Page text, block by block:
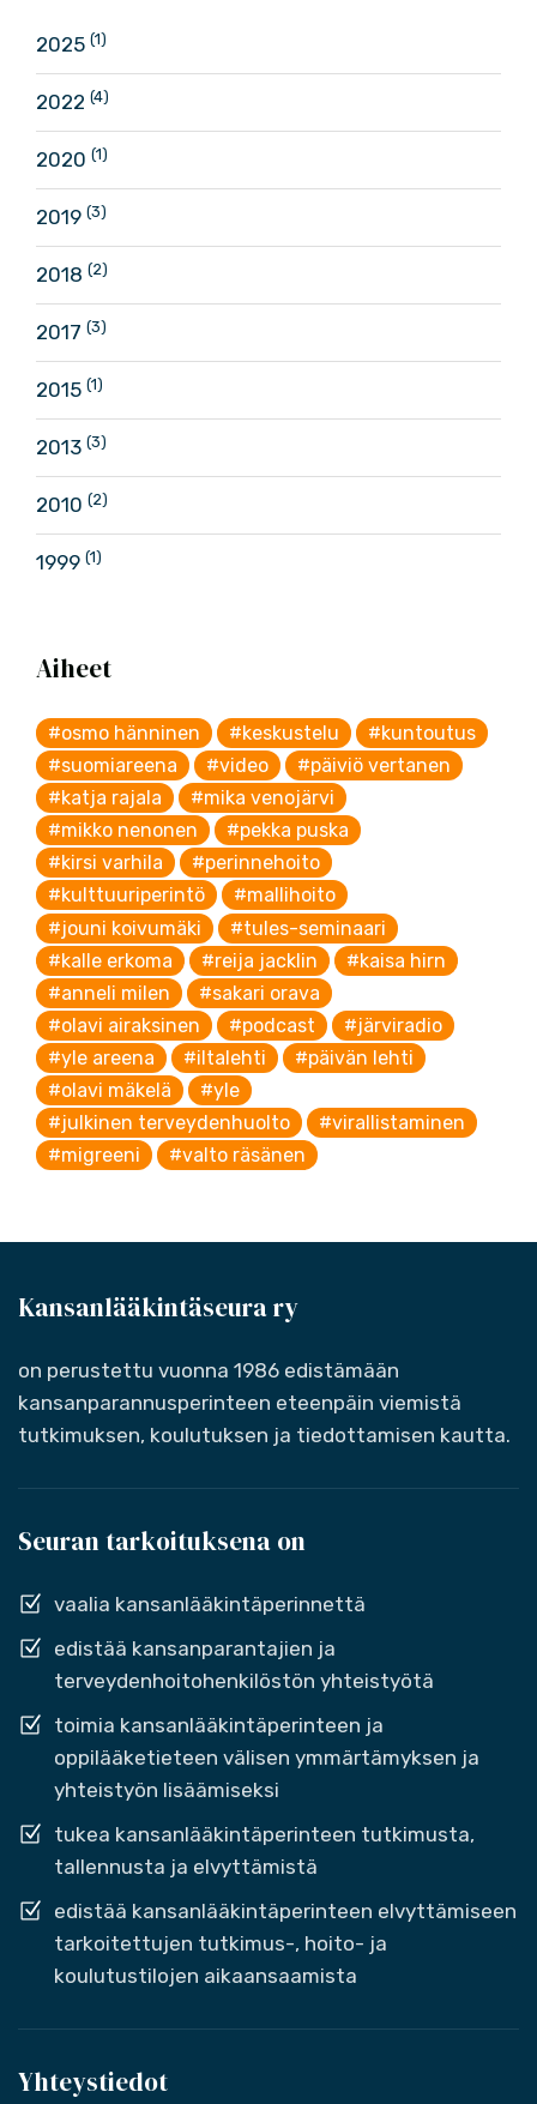
2025 (1)
2022 (4)
2020 (1)
2019 (3)
2018 (2)
2017 (3)
2015 (1)
2013 (3)
2010 (2)
1999 (1)
Aiheet
#osmo hänninen #keskustelu
#kuntoutus
#suomiareena
#video
#päiviö vertanen
#katja rajala
#mika venojärvi
#mikko nenonen
#pekka puska
#kirsi varhila
#perinnehoito
#kulttuuriperintö
#mallihoito
#jouni koivumäki
#tules-seminaari
#kalle erkoma
#reija jacklin
#kaisa hirn
#anneli milen
#sakari orava
#olavi airaksinen
#podcast
#järviradio
#yle areena
#iltalehti
#päivän lehti
#olavi mäkelä
#yle
#julkinen terveydenhuolto
#virallistaminen
#migreeni
#valto räsänen
Kansanlääkintäseura ry
on perustettu vuonna 1986 edistämään
kansanparannusperinteen eteenpäin viemistä
tutkimuksen, koulutuksen ja tiedottamisen kautta.
Seuran tarkoituksena on
vaalia kansanlääkintäperinnettä
edistää kansanparantajien ja
terveydenhoitohenkilöstön yhteistyötä
toimia kansanlääkintäperinteen ja
oppilääketieteen välisen ymmärtämyksen ja
yhteistyön lisäämiseksi
tukea kansanlääkintäperinteen tutkimusta,
tallennusta ja elvyttämistä
edistää kansanlääkintäperinteen elvyttämiseen
tarkoitettujen tutkimus-, hoito- ja
koulutustilojen aikaansaamista
Yhteystiedot